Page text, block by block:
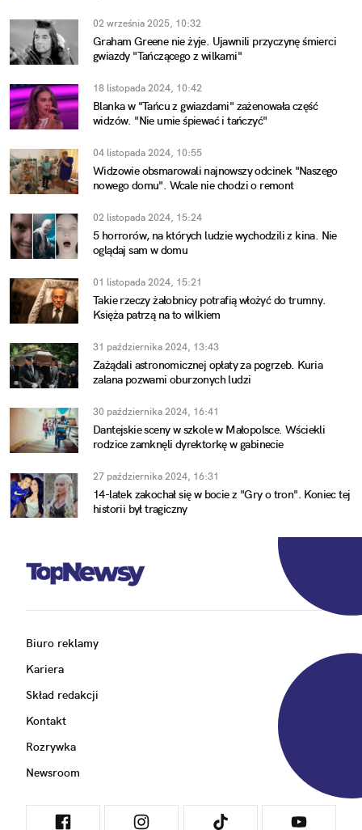
02 września 2025, 10:32
Graham Greene nie żyje. Ujawnili przyczynę śmierci
gwiazdy "Tańczącego z wilkami"
18 listopada 2024, 10:42
Blanka w "Tańcu z gwiazdami" zażenowała część
widzów. "Nie umie śpiewać i tańczyć"
04 listopada 2024, 10:55
Widzowie obsmarowali najnowszy odcinek "Naszego
nowego domu". Wcale nie chodzi o remont
02 listopada 2024, 15:24
5 horrorów, na których ludzie wychodzili z kina. Nie
oglądaj sam w domu
01 listopada 2024, 15:21
Takie rzeczy żałobnicy potrafią włożyć do trumny.
Księża patrzą na to wilkiem
31 października 2024, 13:43
Zażądali astronomicznej opłaty za pogrzeb. Kuria
zalana pozwami oburzonych ludzi
30 października 2024, 16:41
Dantejskie sceny w szkole w Małopolsce. Wściekli
rodzice zamknęli dyrektorkę w gabinecie
27 października 2024, 16:31
14-latek zakochał się w bocie z "Gry o tron". Koniec tej
historii był tragiczny
Biuro reklamy
Kariera
Skład redakcji
Kontakt
Rozrywka
Newsroom